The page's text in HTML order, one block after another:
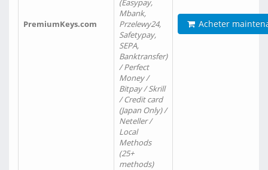
PremiumKeys.com
(Easypay,
Mbank,
Przelewy24,
Safetypay,
SEPA,
Banktransfer)
/ Perfect
Money /
Bitpay / Skrill
/ Credit card
(Japan Only) /
Neteller /
Local
Methods
(25+
methods)
Acheter